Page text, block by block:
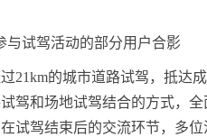
与试驾活动的部分用户合影
21km的城市道路试驾，抵达
驾和场地试驾结合的方式，
试驾结束后的交流环节，多